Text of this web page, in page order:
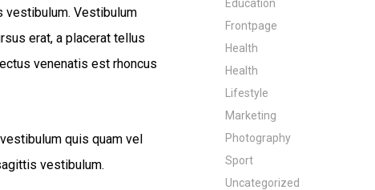
vestibulum. Vestibulum
erat, a placerat tellus
venenatis est rhoncus
quis quam vel
vestibulum.
Education
Frontpage
Health
Health
Lifestyle
Marketing
Photography
Sport
Uncategorized